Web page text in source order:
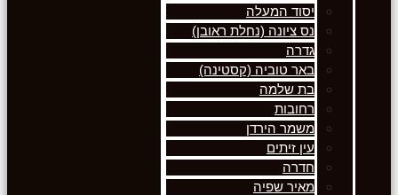
יסוד המעלה
נס ציונה (נחלת ראובן)
גדרה
באר טוביה (קסטינה)
בת שלמה
רחובות
משמר הירדן
עין זיתים
חדרה
מאיר שפיה